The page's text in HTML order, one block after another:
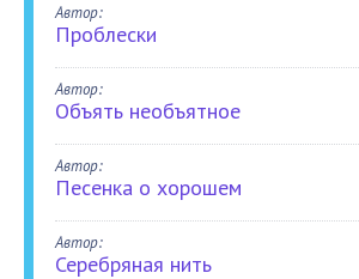
Автор:
Проблески
Автор:
Объять необъятное
Автор:
Песенка о хорошем
Автор:
Серебряная нить